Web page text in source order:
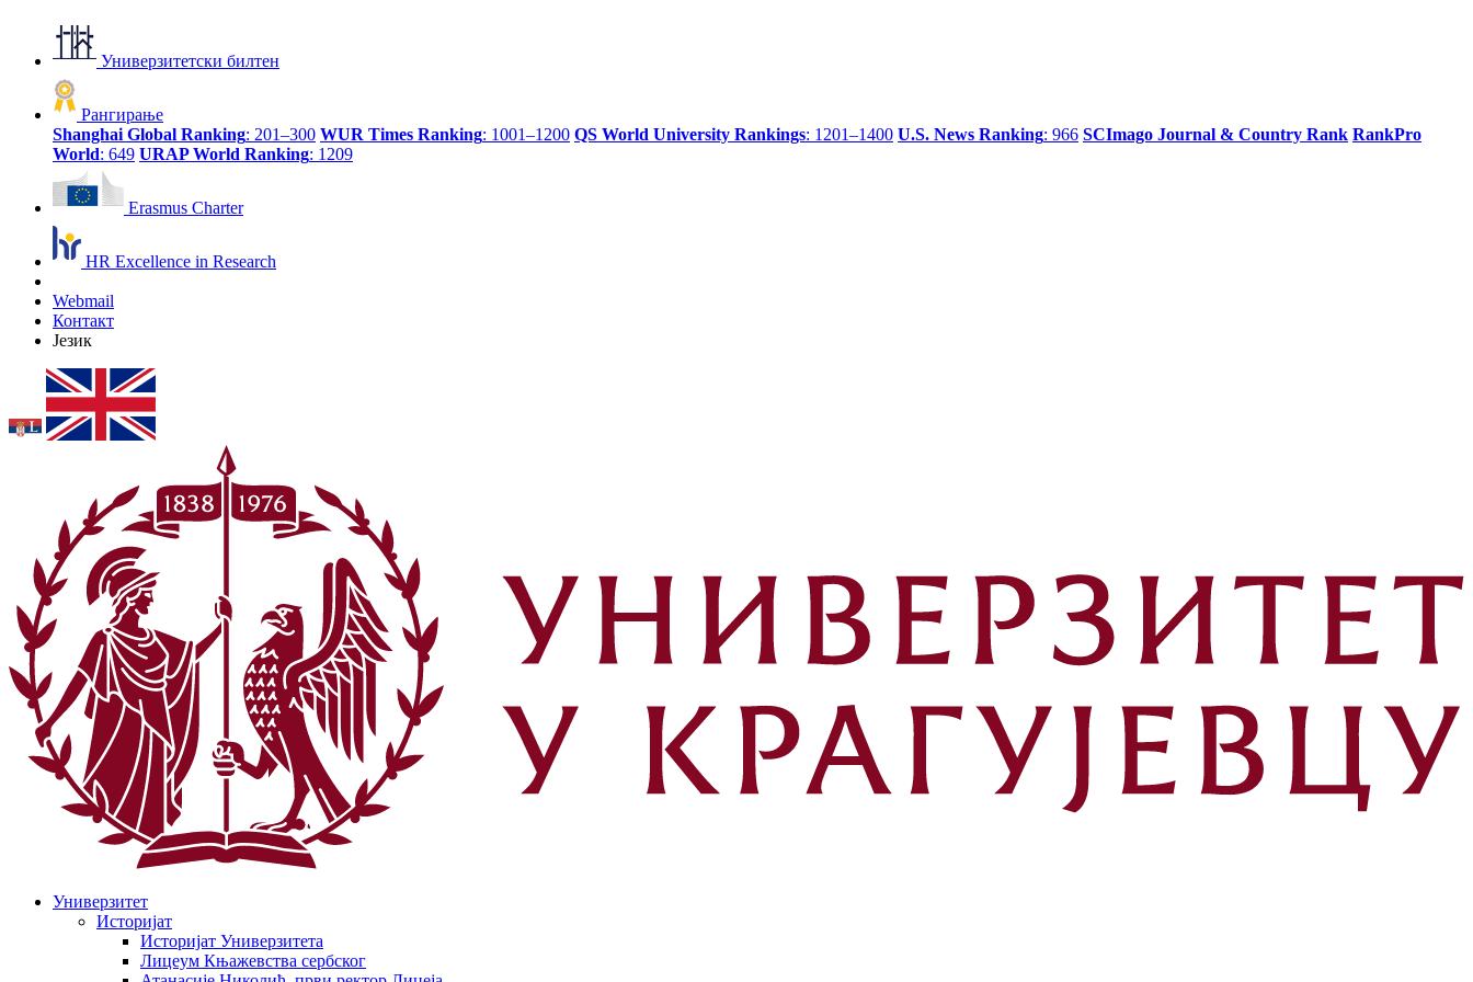
Универзитетски билтен
Рангирање
Shanghai Global Ranking: 201–300 WUR Times Ranking: 1001–1200 QS World University Rankings: 1201–1400 U.S. News Ranking: 966 SCImago Journal & Country Rank RankPro
World: 649 URAP World Ranking: 1209
Erasmus Charter
HR Excellence in Research
Webmail
Контакт
Језик
Универзитет
Историјат
Историјат Универзитета
Лицеум Књажевства сербског